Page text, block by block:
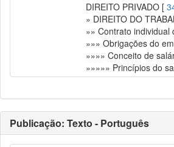
DIREITO PRIVADO [
» DIREITO DO
»» Contrato
»»» Obrigações do
»»»» Conceito de
»»»»» Princípios do
Publicação: Texto - Português